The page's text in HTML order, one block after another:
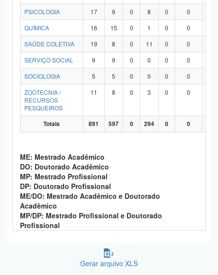
PSICOLOGIA 17 9 0 8 0 0
QUÍMICA
16 15 0 1 0 0
SAÚDE COLETIVA
19 8 0 11 0 0
SERVIÇO SOCIAL
9 9 0 0 0 0
SOCIOLOGIA
5 5 0 0 0 0
ZOOTECNIA /
RECURSOS
PESQUEIROS
11 8 0 3 0 0
Totais 891 597 0 294 0 0
ME: Mestrado Acadêmico
DO: Doutorado Acadêmico
MP: Mestrado Profissional
DP: Doutorado Profissional
ME/DO: Mestrado Acadêmico e Doutorado
Acadêmico
MP/DP: Mestrado Profissional e Doutorado
Profissional
Gerar arquivo XLS